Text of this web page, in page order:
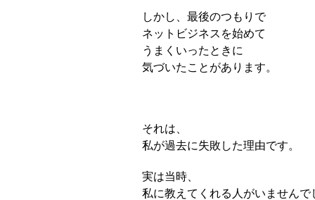
しかし、最後のつもりで
ネットビジネスを始めて
うまくいったときに
気づいたことがあります。
それは、
私が過去に失敗した理由です。
実は当時、
私に教えてくれる人がいませんで